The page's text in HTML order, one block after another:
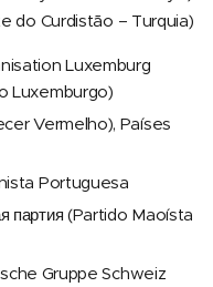
do Curdistão – Turquia)
Luxemburg
Luxemburgo)
Vermelho), Países
Portuguesa
партия (Partido Maoísta
Gruppe Schweiz